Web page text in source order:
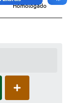
Homologado